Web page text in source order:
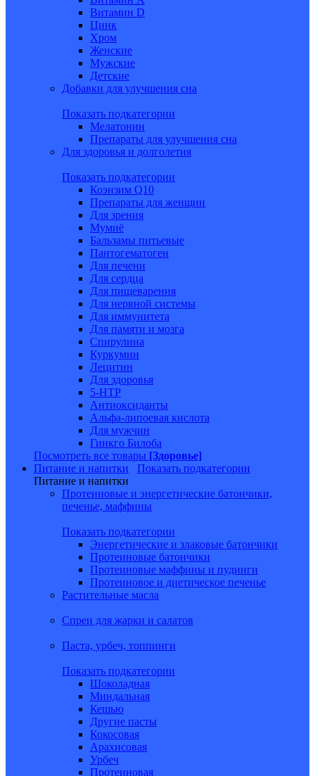
Витамин D
Цинк
Хром
Женские
Мужские
Детские
Добавки для улучшения сна
Показать подкатегории
Мелатонин
Препараты для улучшения сна
Для здоровья и долголетия
Показать подкатегории
Коэнзим Q10
Препараты для женщин
Для зрения
Мумиё
Бальзамы питьевые
Пантогематоген
Для печени
Для сердца
Для пищеварения
Для нервной системы
Для иммунитета
Для памяти и мозга
Спирулина
Куркумин
Лецитин
Для здоровья
5-HTP
Антиоксиданты
Альфа-липоевая кислота
Для мужчин
Гинкго Билоба
Посмотреть все товары [Здоровье]
Питание и напитки
Показать подкатегории
Питание и напитки
Протеиновые и энергетические батончики,
печенье, маффины
Показать подкатегории
Энергетические и злаковые батончики
Протеиновые батончики
Протеиновые маффины и пудинги
Протеиновое и диетическое печенье
Растительные масла
Спреи для жарки и салатов
Паста, урбеч, топпинги
Показать подкатегории
Шоколадная
Миндальная
Кешью
Другие пасты
Кокосовая
Арахисовая
Урбеч
Протеиновая